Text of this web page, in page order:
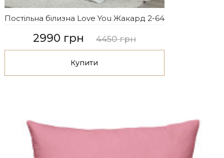
Постільна білизна Love You Жакард 2-64
2990 грн 4450 грн
Купити